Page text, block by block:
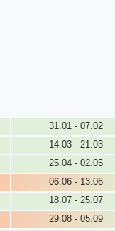
31.01 - 07.02
14.03 - 21.03
25.04 - 02.05
06.06 - 13.06
18.07 - 25.07
29.08 - 05.09